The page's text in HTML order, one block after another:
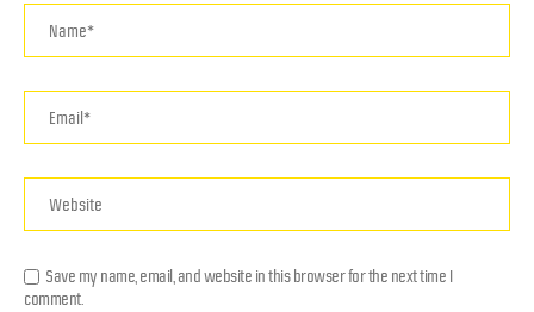
Save my name, email, and website in this browser for the next time I
comment.